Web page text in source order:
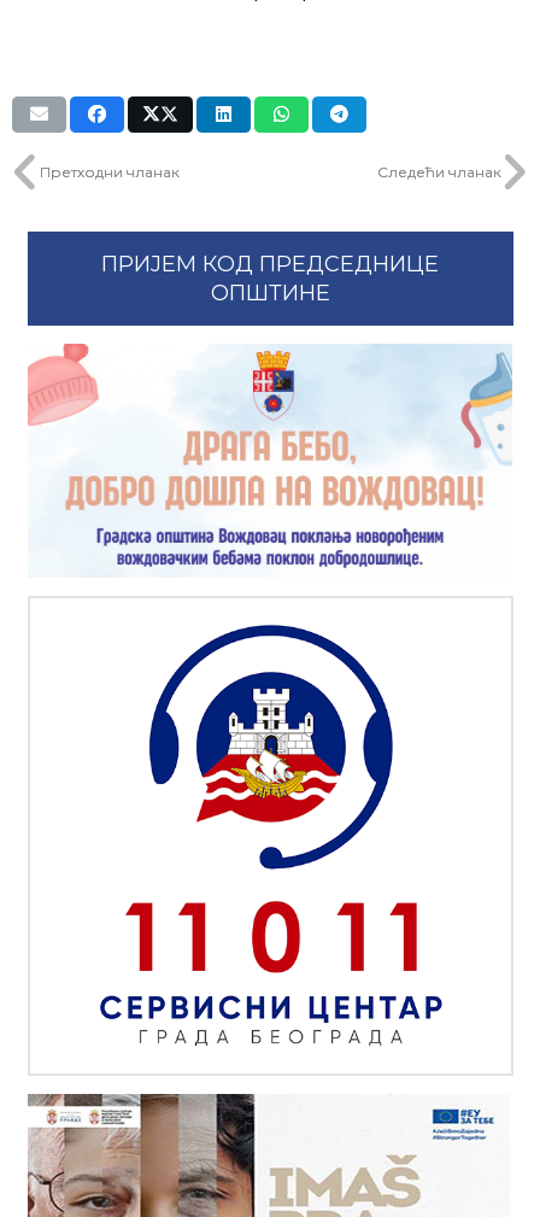
Претходни чланак Следећи чланак
ПРИЈЕМ КОД ПРЕДСЕДНИЦЕ
ОПШТИНЕ